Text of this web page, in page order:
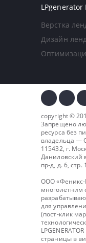
LPgenerator
Верстка
Дизайн
copyright ©
Запрещено
ресурса без
владельца —
115432, г.
Даниловский
пр-д, д. 6,
ООО «Феникс-
многолетним
для
(пост-клик
страницы в